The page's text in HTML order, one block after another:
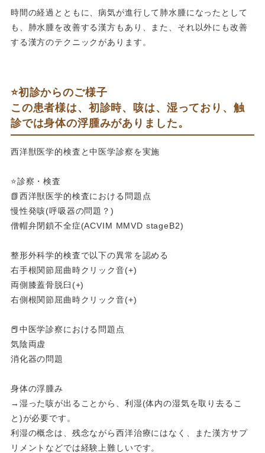
時間の経過とともに、病気が進行して肺水腫になったとして
も、肺水腫を改善する漢方もあり、また、それ以外にも改善
する漢方のテクニックがあります。
⭐️初診からのご様子
この患者様は、初診時、咳は、湿っており、触
診では身体の浮腫みがありました。
西洋獣医学的検査と中医学診察を実施
⭐️診察・検査
📗西洋獣医学的検査における問題点
慢性発咳(呼吸器の問題？)
僧帽弁閉鎖不全症(ACVIM MMVD stageB2)
整形外科学的検査で以下の異常を認める
右手根関節屈曲時クリック音(+)
両側膝蓋骨脱臼(+)
右側根関節屈曲時クリック音(+)
📕中医学診察における問題点
気陰両虚
消化器の問題
身体の浮腫み
→湿った咳が出ることから、利湿(体内の湿気を取り去るこ
と)が必要です。
利湿の概念は、残念ながら西洋治療にはなく、また漢方サプ
リメントなどでは経験上難しいです。